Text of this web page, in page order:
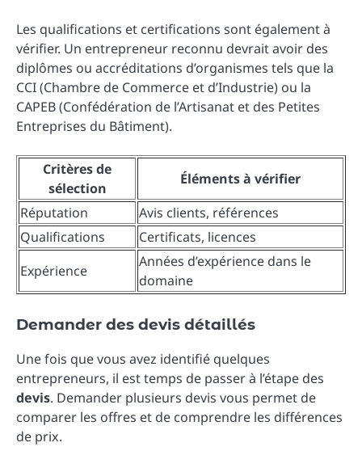
Les qualifications et certifications sont également à
vérifier. Un entrepreneur reconnu devrait avoir des
diplômes ou accréditations d’organismes tels que la
CCI (Chambre de Commerce et d’Industrie) ou la
CAPEB (Confédération de l’Artisanat et des Petites
Entreprises du Bâtiment).
Critères de
sélection
Éléments à vérifier
Réputation
Avis clients, références
Qualifications
Certificats, licences
Expérience
Années d’expérience dans le
domaine
Demander des devis détaillés
Une fois que vous avez identifié quelques
entrepreneurs, il est temps de passer à l’étape des
devis. Demander plusieurs devis vous permet de
comparer les offres et de comprendre les différences
de prix.